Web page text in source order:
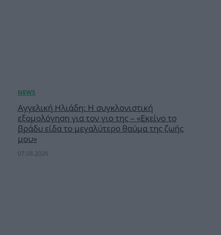
Αγγελική Ηλιάδη: Η συγκλονιστική
εξομολόγηση για τον γιο της – «Εκείνο το
βράδυ είδα το μεγαλύτερο θαύμα της ζωής
μου»
07.08.2026